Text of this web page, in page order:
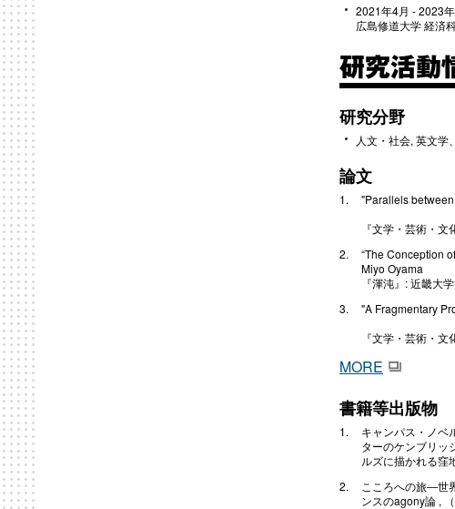
2021年4月 - 2023
広島修道大学 経済
研究活動
研究分野
人文・社会, 英文学
論文
"Parallels
『文学・芸術・
“The Conception
Miyo Oyama
『渾沌』: 近畿
"A Fragmentary
『文学・芸術・
MORE
書籍等出版物
キャンパス・ノベ
ターのケンブリッ
ルズに描かれる窪
こころへの旅―世
ンスのagony論 ,